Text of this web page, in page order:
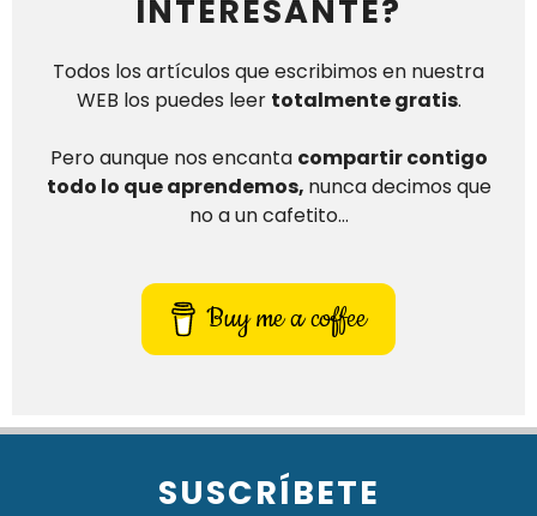
INTERESANTE?
Todos los artículos que escribimos en nuestra
WEB los puedes leer totalmente gratis.
Pero aunque nos encanta compartir contigo
todo lo que aprendemos, nunca decimos que
no a un cafetito…
Buy me a coffee
SUSCRÍBETE